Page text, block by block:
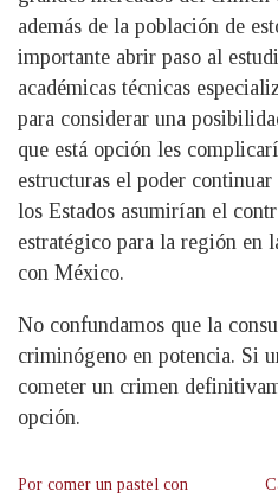
además de la población de
importante abrir paso al
académicas técnicas
para considerar una
que está opción les
estructuras el poder
los Estados asumirían el
estratégico para la región en
con México.
No confundamos que la
criminógeno en potencia. Si
cometer un crimen
opción.
Por comer un pastel con